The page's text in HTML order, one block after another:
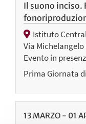
Il suono inciso.
Istituto
Via Michelangelo
Evento in
Prima Giornata
13 MARZO - 01